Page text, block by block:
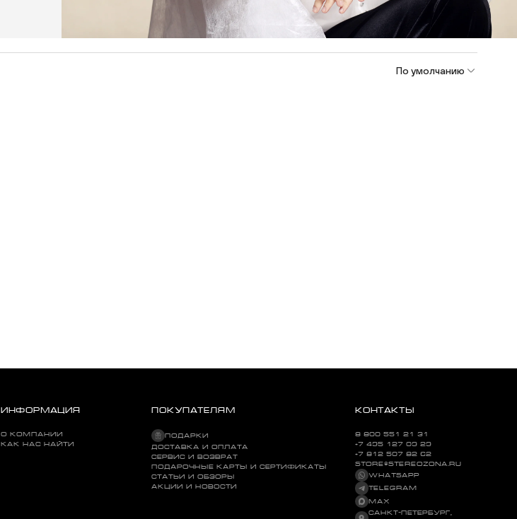
По умолчанию
ИНФОРМАЦИЯ
О КОМПАНИИ
КАК НАС НАЙТИ
ПОКУПАТЕЛЯМ
ПОДАРКИ
ДОСТАВКА И ОПЛАТА
СЕРВИС И ВОЗВРАТ
ПОДАРОЧНЫЕ КАРТЫ И СЕРТИФИКАТЫ
СТАТЬИ И ОБЗОРЫ
АКЦИИ И НОВОСТИ
КОНТАКТЫ
8 800 551 21 31
+7 495 127 09 29
+7 812 507 82 62
STORE@STEREOZONA.RU
WHATSAPP
TELEGRAM
MAX
САНКТ-ПЕТЕРБУРГ,